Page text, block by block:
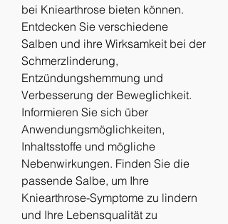
bei Kniearthrose bieten können.
Entdecken Sie verschiedene
Salben und ihre Wirksamkeit bei der
Schmerzlinderung,
Entzündungshemmung und
Verbesserung der Beweglichkeit.
Informieren Sie sich über
Anwendungsmöglichkeiten,
Inhaltsstoffe und mögliche
Nebenwirkungen. Finden Sie die
passende Salbe, um Ihre
Kniearthrose-Symptome zu lindern
und Ihre Lebensqualität zu